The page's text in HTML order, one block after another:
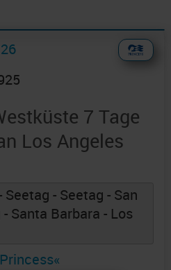
7 Tage
Los Angeles
- Seetag - San
Santa Barbara - Los